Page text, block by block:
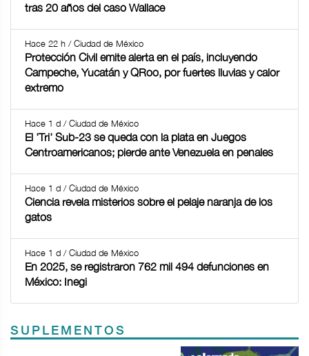
tras 20 años del caso Wallace
Hace 22 h / Ciudad de México
Protección Civil emite alerta en el país, incluyendo
Campeche, Yucatán y QRoo, por fuertes lluvias y calor
extremo
Hace 1 d / Ciudad de México
El 'Tri' Sub-23 se queda con la plata en Juegos
Centroamericanos; pierde ante Venezuela en penales
Hace 1 d / Ciudad de México
Ciencia revela misterios sobre el pelaje naranja de los
gatos
Hace 1 d / Ciudad de México
En 2025, se registraron 762 mil 494 defunciones en
México: Inegi
SUPLEMENTOS